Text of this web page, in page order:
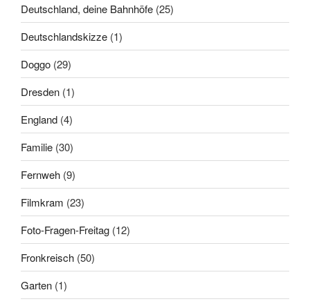
Deutschland, deine Bahnhöfe (25)
Deutschlandskizze (1)
Doggo (29)
Dresden (1)
England (4)
Familie (30)
Fernweh (9)
Filmkram (23)
Foto-Fragen-Freitag (12)
Fronkreisch (50)
Garten (1)